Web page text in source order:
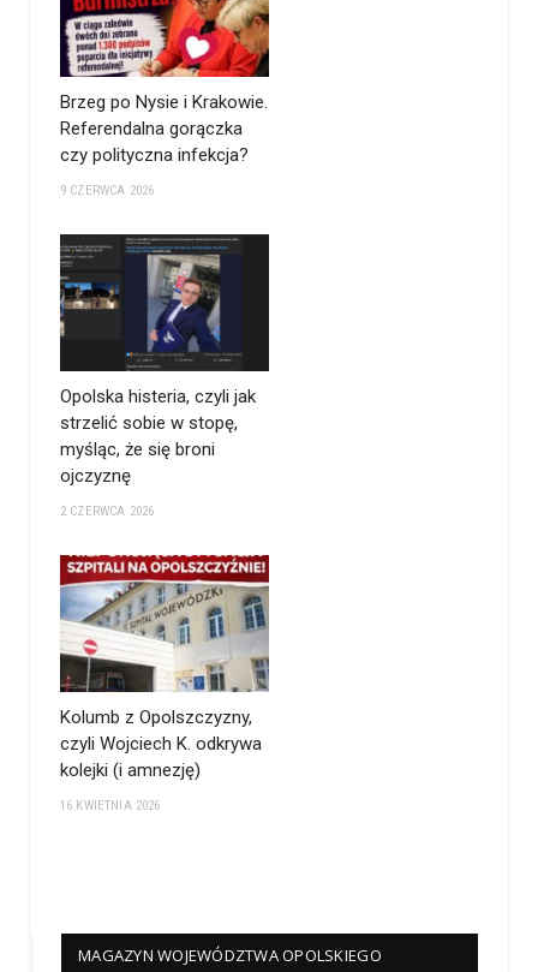
Brzeg po Nysie i Krakowie.
Referendalna gorączka
czy polityczna infekcja?
9 CZERWCA 2026
Opolska histeria, czyli jak
strzelić sobie w stopę,
myśląc, że się broni
ojczyznę
2 CZERWCA 2026
Kolumb z Opolszczyzny,
czyli Wojciech K. odkrywa
kolejki (i amnezję)
16 KWIETNIA 2026
MAGAZYN WOJEWÓDZTWA OPOLSKIEGO